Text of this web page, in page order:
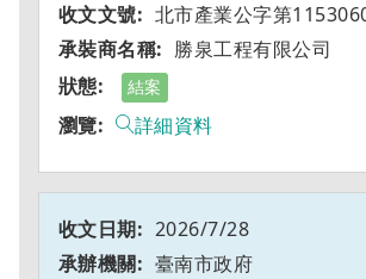
北市產業公字第
勝泉工程有限公司
結案
詳細資料
2026/7/28
臺南市政府